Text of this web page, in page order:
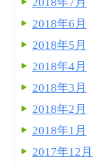
2018年7月
2018年6月
2018年5月
2018年4月
2018年3月
2018年2月
2018年1月
2017年12月